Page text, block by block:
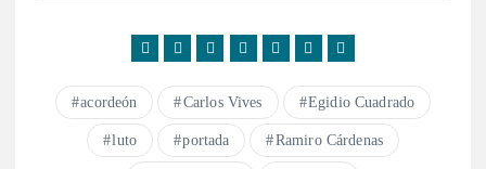
acordeón Carlos Vives Egidio Cuadrado
luto portada Ramiro Cárdenas